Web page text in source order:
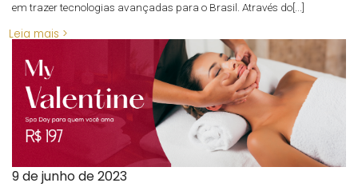
em trazer tecnologias avançadas para o Brasil. Através do[...]
Leia mais >
9 de junho de 2023